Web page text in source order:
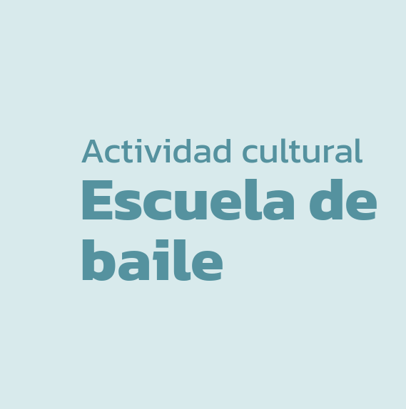
Actividad cultural
Escuela de
baile